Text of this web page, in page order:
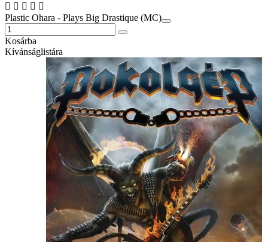
Plastic Ohara - Plays Big Drastique (MC)
Kosárba
Kívánságlistára